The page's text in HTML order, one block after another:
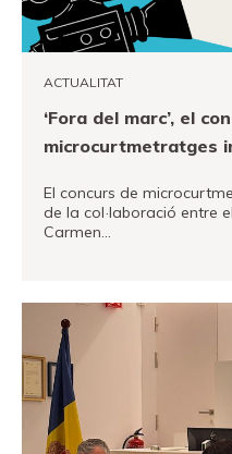
ACTUALITAT
‘Fora del marc’, el
microcurtmetratges
El concurs de
de la col·laboració entre
Carmen…
Fundació
Museand
Amics
del
museu
Patrocinadors
Contacte
Français
Español
English